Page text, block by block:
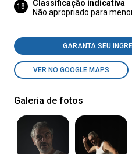
18
Classificação indicativa
Não apropriado para
GARANTA SEU
VER NO GOOGLE MAPS
Galeria de fotos